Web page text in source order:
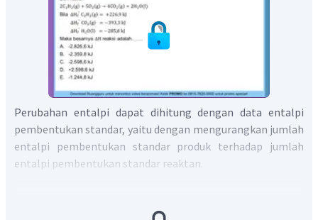
Perubahan entalpi dapat dihitung dengan data entalpi
pembentukan standar, yaitu dengan mengurangkan jumlah
entalpi pembentukan standar produk terhadap jumlah
entalpi pembentukan standar reaktan.